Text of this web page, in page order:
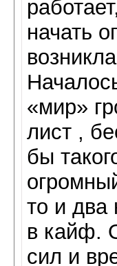
начать
«мир»
лист ,
бы
то и два
в кайф.
сил и